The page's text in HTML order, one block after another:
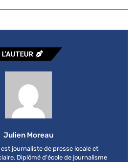
Julien Moreau
journaliste de presse locale et
Diplômé d'école de journalisme